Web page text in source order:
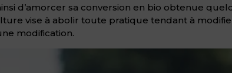
d’amorcer sa conversion en bio obtenue
vise à abolir toute pratique tendant à
modification.